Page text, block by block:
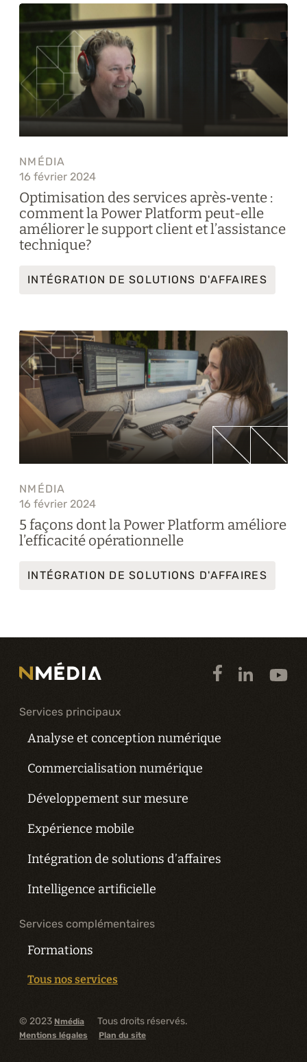
NMÉDIA
16 février 2024
Optimisation des services après‑vente :
comment la Power Platform peut-elle
améliorer le support client et l’assistance
technique?
INTÉGRATION DE SOLUTIONS D'AFFAIRES
NMÉDIA
16 février 2024
5 façons dont la Power Platform améliore
l’efficacité opérationnelle
INTÉGRATION DE SOLUTIONS D'AFFAIRES
Services principaux
Analyse et conception numérique
Commercialisation numérique
Développement sur mesure
Expérience mobile
Intégration de solutions d’affaires
Intelligence artificielle
Services complémentaires
Formations
Tous nos services
© 2023 Nmédia Tous droits réservés.
Mentions légales Plan du site
Découvrir les offres d'emploi